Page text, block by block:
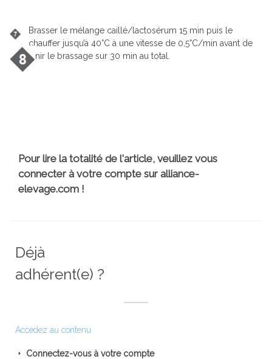
Brasser le mélange caillé/lactosérum 15 min puis le
chauffer jusqu’à 40°C à une vitesse de 0,5°C/min avant de
maintenir le brassage sur 30 min au total.
Pour lire la totalité de l'article, veuillez vous
connecter à votre compte sur alliance-
elevage.com !
Déjà
adhérent(e) ?
Accédez au contenu
Connectez-vous à votre compte